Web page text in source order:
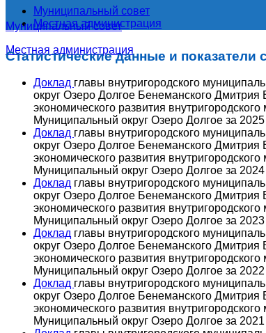
Муниципальный совет
Местная администрация
Муниципальный совет
Местная администрация
Статистические данные и
Доклад главы внутригородского
округ Озеро Долгое Бенеманского Дмитрия
экономического развития
Муниципальный округ Озеро Долгое за 2025
Доклад главы внутригородского
округ Озеро Долгое Бенеманского Дмитрия
экономического развития
Муниципальный округ Озеро Долгое за 2024
Доклад главы внутригородского
округ Озеро Долгое Бенеманского Дмитрия
экономического развития
Муниципальный округ Озеро Долгое за 2023
Доклад главы внутригородского
округ Озеро Долгое Бенеманского Дмитрия
экономического развития
Муниципальный округ Озеро Долгое за 2022
Доклад главы внутригородского
округ Озеро Долгое Бенеманского Дмитрия
экономического развития
Муниципальный округ Озеро Долгое за 2021